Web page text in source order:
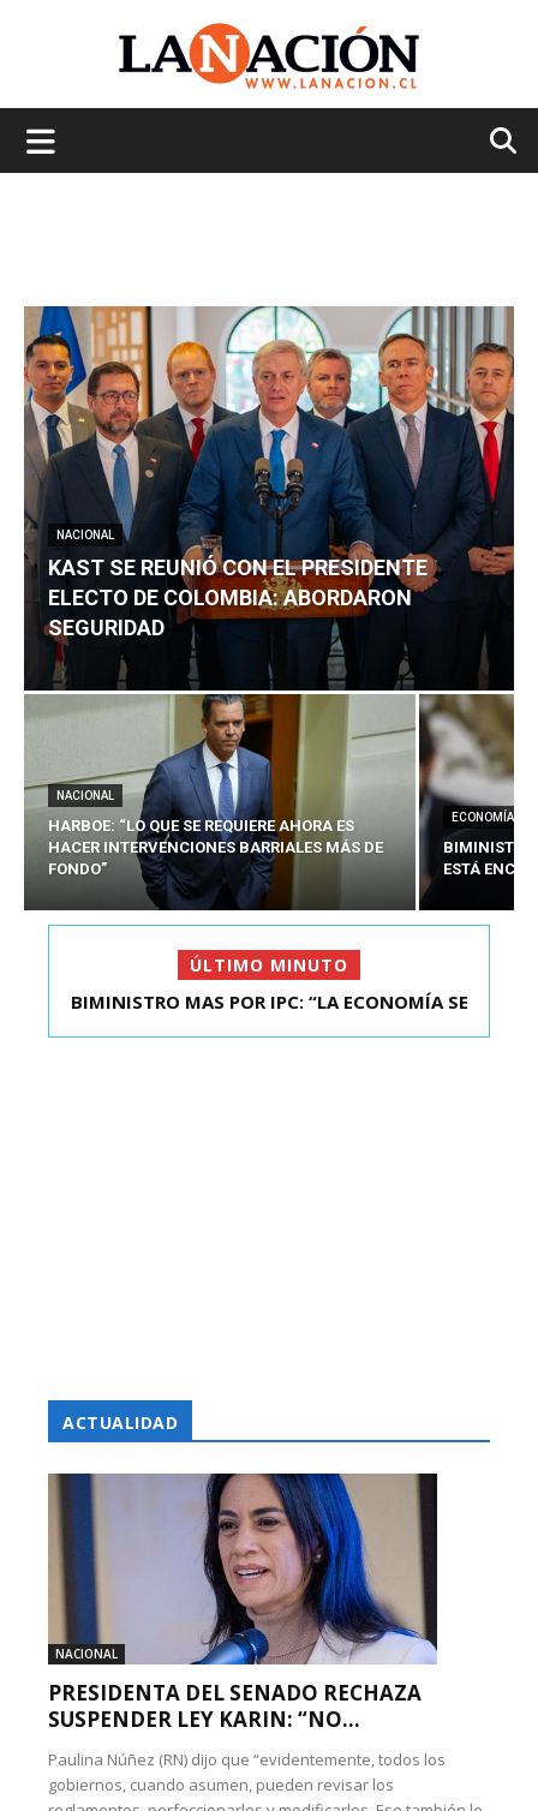
NACIONAL
KAST SE REUNIÓ CON EL PRESIDENTE
ELECTO DE COLOMBIA: ABORDARON
SEGURIDAD
NACIONAL
HARBOE: “LO QUE SE REQUIERE AHORA ES
HACER INTERVENCIONES BARRIALES MÁS DE
FONDO”
ECONOMÍA
BIMINISTRO
ESTÁ
ÚLTIMO MINUTO
BIMINISTRO MAS POR IPC: “LA ECONOMÍA SE
ACTUALIDAD
NACIONAL
PRESIDENTA DEL SENADO RECHAZA
SUSPENDER LEY KARIN: “NO...
Paulina Núñez (RN) dijo que “evidentemente, todos los
gobiernos, cuando asumen, pueden revisar los